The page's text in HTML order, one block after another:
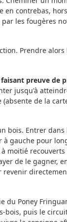
contrebas,
les fougères
Prendre
preuve de
jusqu'à
de la
bois. Entrer
gauche pour
moitié
de le gagner,
du Poney
bois, puis le